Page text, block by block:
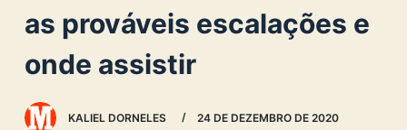
n
e
as prováveis escalações e
onde assistir
KALIEL DORNELES 24 DE DEZEMBRO DE 2020